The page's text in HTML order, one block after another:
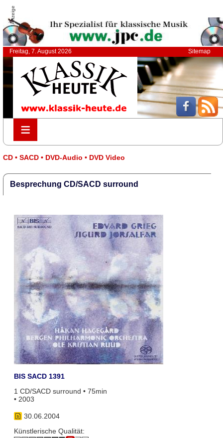
Anzeige
Freitag, 7. August 2026 Sitemap
≡
≡
CD • SACD • DVD-Audio • DVD Video
Besprechung CD/SACD surround
BIS SACD 1391
1 CD/SACD surround • 75min
• 2003
30.06.2004
Künstlerische Qualität: